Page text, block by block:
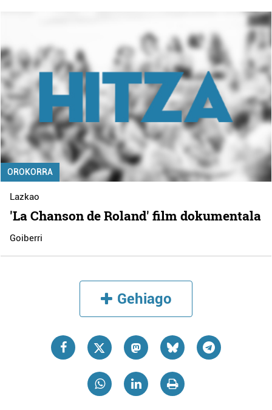
OROKORRA
Lazkao
'La Chanson de Roland' film dokumentala
Goiberri
Gehiago